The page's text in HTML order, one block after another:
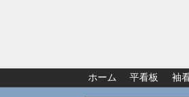
ホーム 平看板 袖